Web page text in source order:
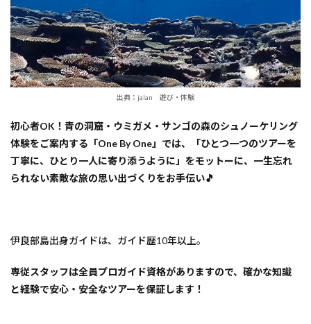
出典：jalan 遊び・体験
初心者OK！青の洞窟・ウミガメ・サンゴの森のシュノーケリング
体験をご案内する「One By One」では、「ひとつ一つのツアーを
丁寧に、ひとり一人に寄り添うように」をモットーに、一生忘れ
られない素敵な旅の思い出づくりをお手伝い🎵
伊良部島出身ガイドは、ガイド歴10年以上。
専従スタッフは全員プロガイド資格がありますので、確かな知識
と経験で安心・安全なツアーを保証します！